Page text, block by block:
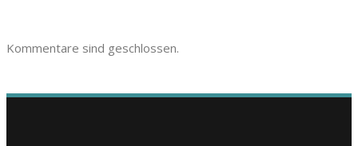
Kommentare sind geschlossen.